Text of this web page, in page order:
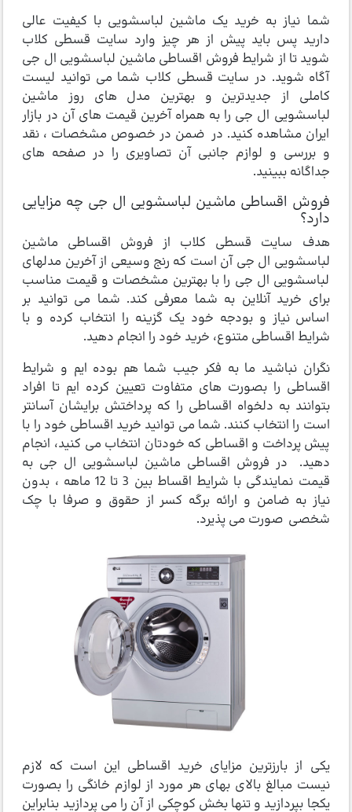
شما نیاز به خرید یک ماشین لباسشویی با کیفیت عالی
دارید پس باید پیش از هر چیز وارد سایت قسطی کلاب
شوید تا از شرایط فروش اقساطی ماشین لباسشویی ال جی
آگاه شوید. در سایت قسطی کلاب شما می توانید لیست
کاملی از جدیدترین و بهترین مدل های روز ماشین
لباسشویی ال جی را به همراه آخرین قیمت های آن در بازار
ایران مشاهده کنید. در ضمن در خصوص مشخصات ، نقد
و بررسی و لوازم جانبی آن تصاویری را در صفحه های
جداگانه ببینید.
فروش اقساطی ماشین لباسشویی ال جی چه مزایایی
دارد؟
هدف سایت قسطی کلاب از فروش اقساطی ماشین
لباسشویی ال جی آن است که رنج وسیعی از آخرین مدلهای
لباسشویی ال جی را با بهترین مشخصات و قیمت مناسب
برای خرید آنلاین به شما معرفی کند. شما می توانید بر
اساس نیاز و بودجه خود یک گزینه را انتخاب کرده و با
شرایط اقساطی متنوع، خرید خود را انجام دهید.
نگران نباشید ما به فکر جیب شما هم بوده ایم و شرایط
اقساطی را بصورت های متفاوت تعیین کرده ایم تا افراد
بتوانند به دلخواه اقساطی را که پرداختش برایشان آسانتر
است را انتخاب کنند. شما می توانید خرید اقساطی خود را با
پیش پرداخت و اقساطی که خودتان انتخاب می کنید، انجام
دهید. در فروش اقساطی ماشین لباسشویی ال جی به
قیمت نمایندگی با شرایط اقساط بین 3 تا 12 ماهه ، بدون
نیاز به ضامن و ارائه برگه کسر از حقوق و صرفا با چک
شخصی صورت می پذیرد.
یکی از بارزترین مزایای خرید اقساطی این است که لازم
نیست مبالغ بالای بهای هر مورد از لوازم خانگی را بصورت
یکجا بپردازید و تنها بخش کوچکی از آن را می پردازید بنابراین